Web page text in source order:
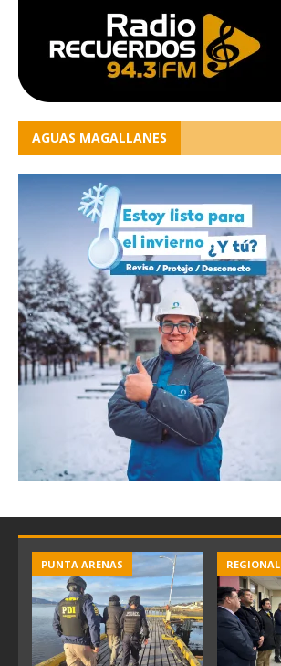
AGUAS MAGALLANES
PUNTA ARENAS REGIONAL